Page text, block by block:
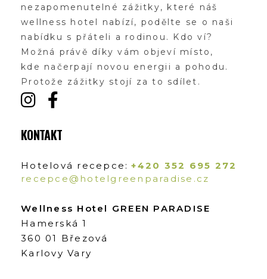
nezapomenutelné zážitky, které náš
wellness hotel nabízí, podělte se o naši
nabídku s přáteli a rodinou. Kdo ví?
Možná právě díky vám objeví místo,
kde načerpají novou energii a pohodu.
Protože zážitky stojí za to sdílet.
KONTAKT
Hotelová recepce: +420 352 695 272
recepce@hotelgreenparadise.cz
Wellness Hotel GREEN PARADISE
Hamerská 1
360 01 Březová
Karlovy Vary